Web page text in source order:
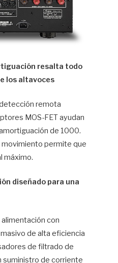
resalta todo
los altavoces
remota
MOS-FET ayudan
de 1000.
permite que
máximo.
diseñado para una
con
de alta eficiencia
de filtrado de
suministro de corriente